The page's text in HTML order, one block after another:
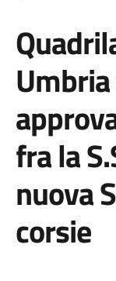
Umbria
fra la
nuova
corsie